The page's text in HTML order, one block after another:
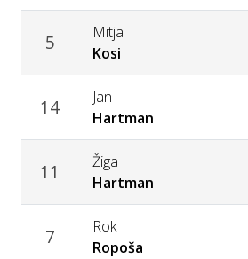
5
Mitja
Kosi
14
Jan
Hartman
11
Žiga
Hartman
7
Rok
Ropoša